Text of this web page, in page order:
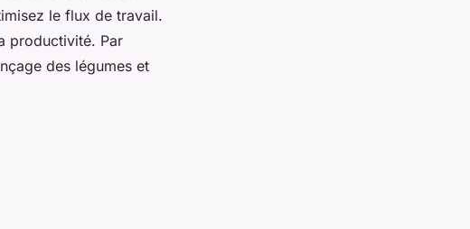
le flux de travail.
productivité. Par
des légumes et